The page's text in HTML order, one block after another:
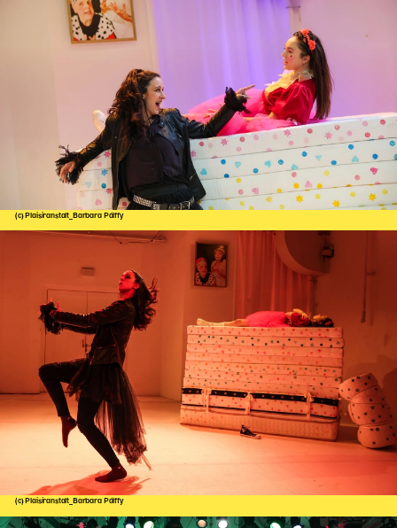
(c) Plaisiranstalt_Barbara Pálffy
(c) Plaisiranstalt_Barbara Pálffy